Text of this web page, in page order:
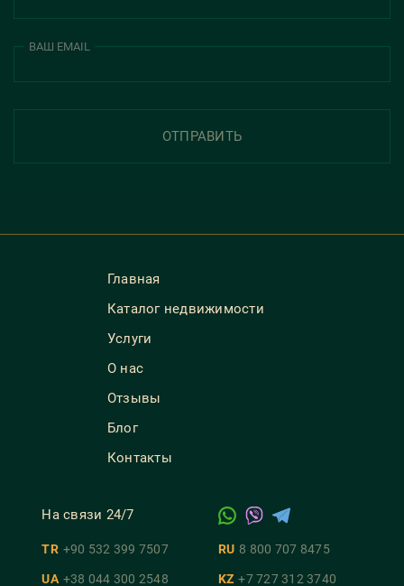
ВАШ EMAIL
ОТПРАВИТЬ
Главная
Каталог недвижимости
Услуги
О нас
Отзывы
Блог
Контакты
На связи 24/7
TR +90 532 399 7507 RU 8 800 707 8475
UA +38 044 300 2548 KZ +7 727 312 3740